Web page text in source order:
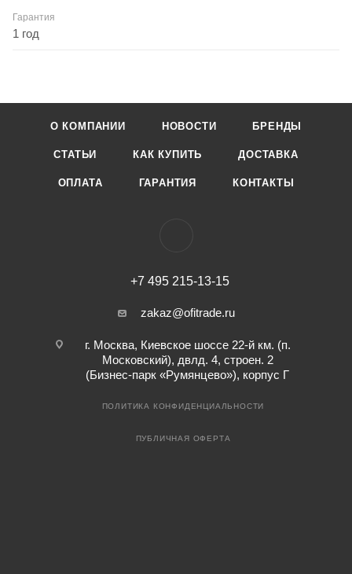
Гарантия
1 год
О КОМПАНИИ НОВОСТИ БРЕНДЫ
СТАТЬИ КАК КУПИТЬ ДОСТАВКА
ОПЛАТА ГАРАНТИЯ КОНТАКТЫ
+7 495 215-13-15
zakaz@ofitrade.ru
г. Москва, Киевское шоссе 22-й км. (п.
Московский), двлд. 4, строен. 2
(Бизнес-парк «Румянцево»), корпус Г
ПОЛИТИКА КОНФИДЕНЦИАЛЬНОСТИ
ПУБЛИЧНАЯ ОФЕРТА